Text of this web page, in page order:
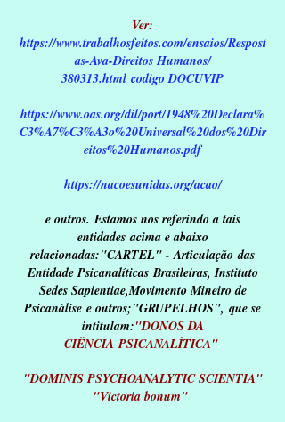
Ver:
https://www.trabalhosfeitos.com/ensaios/Respost
as-Ava-Direitos Humanos/
380313.html codigo DOCUVIP
https://www.oas.org/dil/port/1948%20Declara%
C3%A7%C3%A3o%20Universal%20dos%20Dir
eitos%20Humanos.pdf
https://nacoesunidas.org/acao/
e outros.Estamos nos referindo a tais
entidadesacima e abaixo
relacionadas:"CARTEL" - Articulação das
Entidade PsicanalíticasBrasileiras, Instituto
Sedes Sapientiae,Movimento Mineiro de
Psicanálise e outros;"GRUPELHOS", que se
intitulam:"DONOS DA
CIÊNCIAPSICANALÍTICA".
"DOMINIS PSYCHOANALYTIC SCIENTIA"
"Victoria bonum"